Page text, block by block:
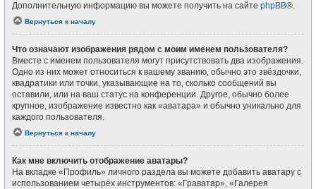
Дополнительную информацию вы можете получить на сайте phpBB®.
Вернуться к началу
Что означают изображения рядом с моим именем пользователя?
Вместе с именем пользователя могут присутствовать два изображения.
Одно из них может относиться к вашему званию, обычно это звёздочки,
квадратики или точки, указывающие на то, сколько сообщений вы
оставили, или на ваш статус на конференции. Другое, обычно более
крупное, изображение известно как «аватара» и обычно уникально для
каждого пользователя.
Вернуться к началу
Как мне включить отображение аватары?
На вкладке «Профиль» личного раздела вы можете добавить аватару с
использованием четырёх инструментов: «Граватар», «Галерея